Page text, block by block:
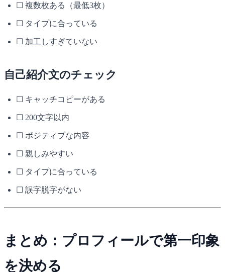
☐ 複数枚ある（最低3枚）
☐ タイプに合っている
☐ 加工しすぎていない
自己紹介文のチェック
☐ キャッチコピーがある
☐ 200文字以内
☐ ポジティブな内容
☐ 親しみやすい
☐ タイプに合っている
☐ 誤字脱字がない
まとめ：プロフィールで第一印象
を決める